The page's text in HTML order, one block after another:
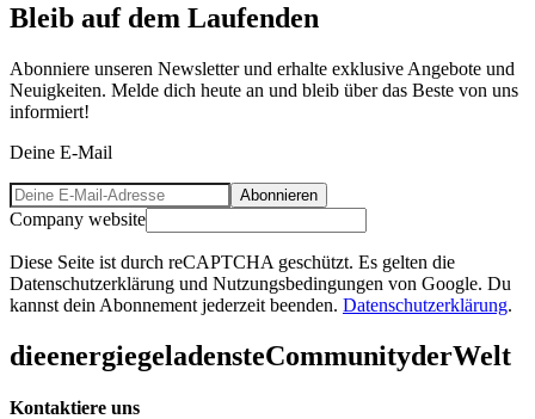
Bleib auf dem Laufenden
Abonniere unseren Newsletter und erhalte exklusive Angebote und
Neuigkeiten. Melde dich heute an und bleib über das Beste von uns
informiert!
Deine E-Mail
Abonnieren
Company website
Diese Seite ist durch reCAPTCHA geschützt. Es gelten die
Datenschutzerklärung und Nutzungsbedingungen von Google. Du
kannst dein Abonnement jederzeit beenden. Datenschutzerklärung.
dieenergiegeladensteCommunityderWelt
Kontaktiere uns